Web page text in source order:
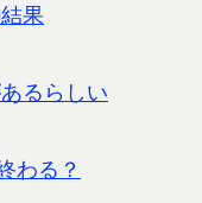
果
るらしい
わる？